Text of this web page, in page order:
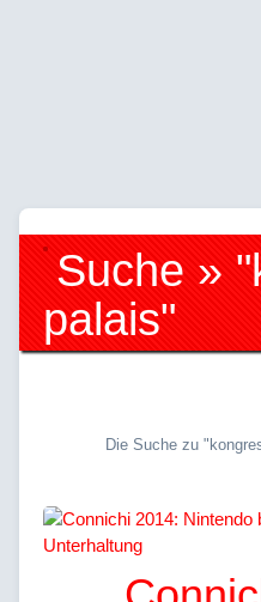
Suche »
palais"
Die Suche zu